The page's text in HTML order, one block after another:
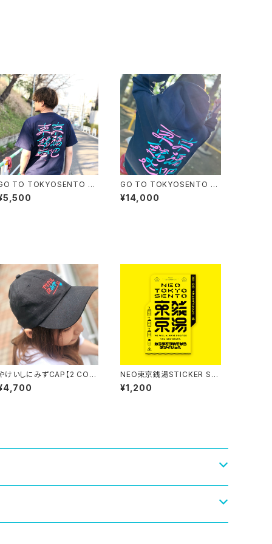
TO TOKYOSENTO T
GO TO TOKYOSENTO F
OODIE ビックシルエット
¥14,000
けいしにみずCAP【2 COL
】刺繍
NEO東京銭湯STICKER SE
T
¥1,200